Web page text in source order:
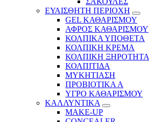
ΕΥΑΙΣΘΗΤΗ ΠΕΡΙΟΧΗ
GEL ΚΑΘΑΡΙΣΜΟΥ
ΑΦΡΟΣ ΚΑΘΑΡΙΣΜΟΥ
ΚΟΛΠΙΚΑ ΥΠΟΘΕΤΑ
ΚΟΛΠΙΚΗ ΚΡΕΜΑ
ΚΟΛΠΙΚΗ ΞΗΡΟΤΗΤΑ
ΚΟΛΠΙΤΙΔΑ
ΜΥΚΗΤΙΑΣΗ
ΠΡΟΒΙΟΤΙΚΑ Α
ΥΓΡΟ ΚΑΘΑΡΙΣΜΟΥ
ΚΑΛΛΥΝΤΙΚΑ
MAKE-UP